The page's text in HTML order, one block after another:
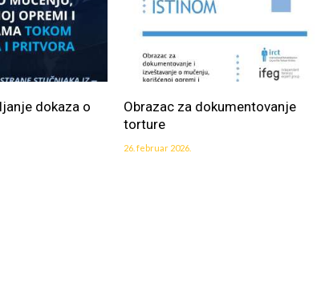
dokaza o
Obrazac za dokumentovanje
torture
26. februar 2026.